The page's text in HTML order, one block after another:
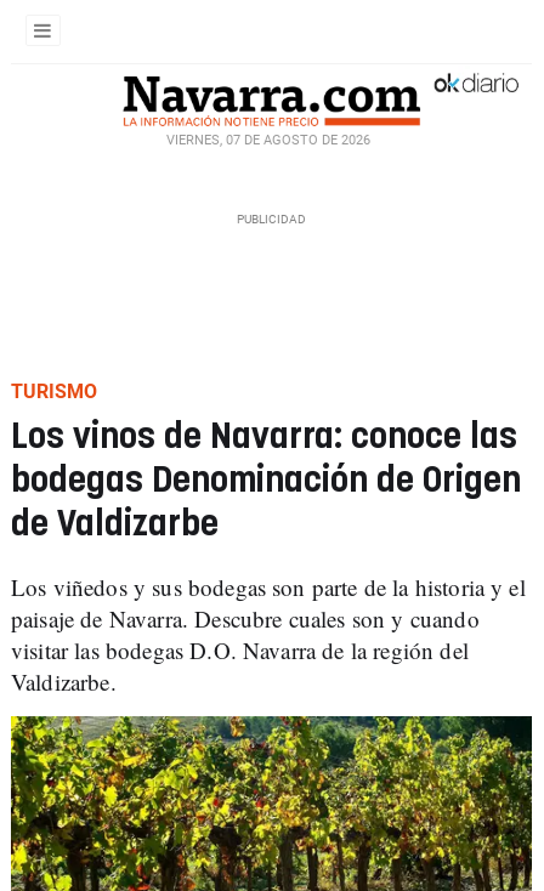
VIERNES, 07 DE AGOSTO DE 2026
TURISMO
Los vinos de Navarra: conoce las
bodegas Denominación de Origen
de Valdizarbe
Los viñedos y sus bodegas son parte de la historia y el
paisaje de Navarra. Descubre cuales son y cuando
visitar las bodegas D.O. Navarra de la región del
Valdizarbe.